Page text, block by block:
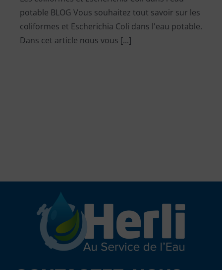
potable BLOG Vous souhaitez tout savoir sur les
coliformes et Escherichia Coli dans l'eau potable.
Dans cet article nous vous [...]